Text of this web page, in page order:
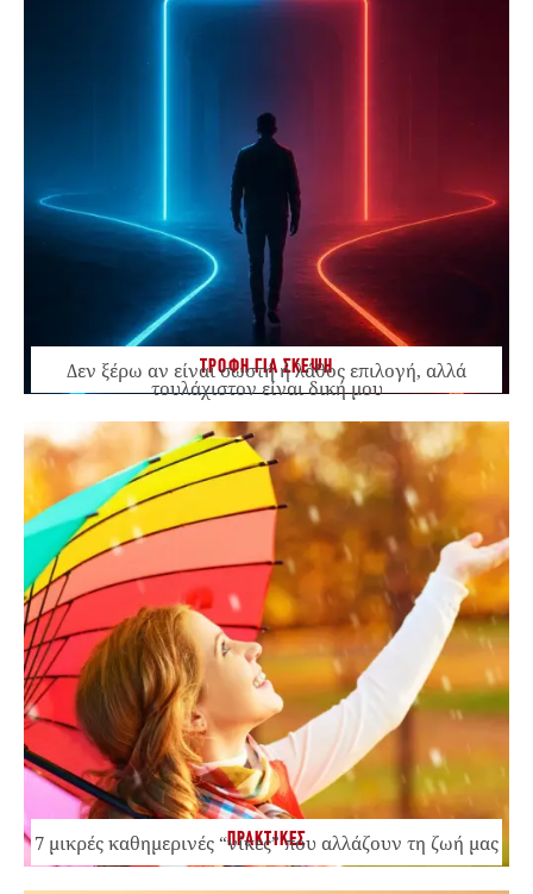
ΤΡΟΦΗ ΓΙΑ ΣΚΕΨΗ
Δεν ξέρω αν είναι σωστή ή λάθος επιλογή, αλλά
τουλάχιστον είναι δική μου
ΠΡΑΚΤΙΚΕΣ
7 μικρές καθημερινές “νίκες” που αλλάζουν τη ζωή μας